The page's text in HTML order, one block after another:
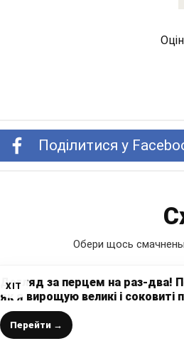
Поділитися у
Обери щось
ХІТ
Догляд за перцем на раз-два!
як я вирощую великі і соковиті
своїй грядці
Перейти →